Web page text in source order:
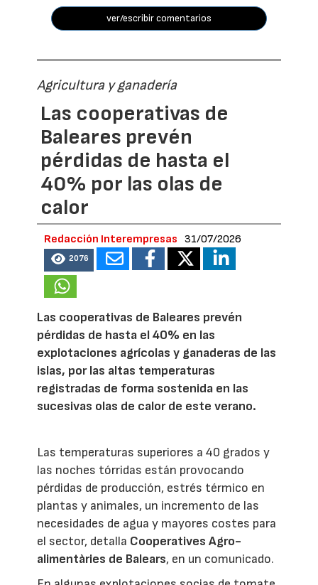
ver/escribir comentarios
Agricultura y ganadería
Las cooperativas de
Baleares prevén
pérdidas de hasta el
40% por las olas de
calor
Redacción Interempresas 31/07/2026
2076
Las cooperativas de Baleares prevén
pérdidas de hasta el 40% en las
explotaciones agrícolas y ganaderas de las
islas, por las altas temperaturas
registradas de forma sostenida en las
sucesivas olas de calor de este verano.
Las temperaturas superiores a 40 grados y
las noches tórridas están provocando
pérdidas de producción, estrés térmico en
plantas y animales, un incremento de las
necesidades de agua y mayores costes para
el sector, detalla Cooperatives Agro-
alimentàries de Balears, en un comunicado.